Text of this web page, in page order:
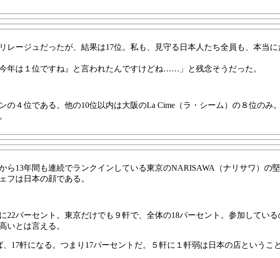
レージュだったが、結果は17位。私も、見守る日本人たち全員も、本当
年は１位ですね』と言われたんですけどね……」と残念そうだった。
の４位である。他の10位以内は大阪のLa Cime（ラ・シーム）の８位のみ
ら13年間も連続でランクインしている東京のNARISAWA（ナリサワ）の
フは日本の顔である。
22パーセント。東京だけでも９軒で、全体の18パーセント。参加してい
いとは言える。
17軒になる。つまり17パーセントだ。５軒に１軒弱は日本の店というこ